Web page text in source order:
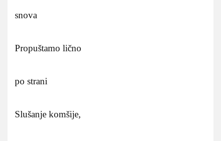
snova
Propuštamo lično
po strani
Slušanje komšije,